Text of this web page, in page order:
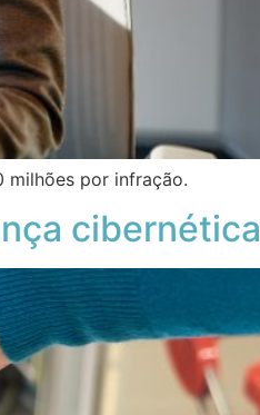
milhões por infração.
cibernética